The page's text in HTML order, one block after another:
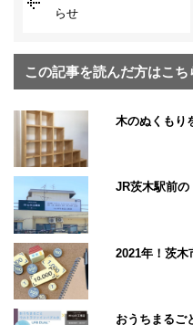
らせ
この記事を読んだ方はこち
木のぬくもり
JR茨木駅前
2021年！茨木
おうちまるご